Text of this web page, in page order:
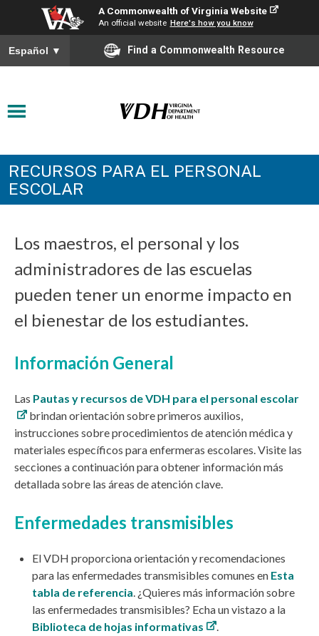
A Commonwealth of Virginia Website
An official website Here's how you know
Español ▼ Find a Commonwealth Resource
RECURSOS PARA EL PERSONAL
ESCOLAR
Los maestros, el personal y los
administradores de las escuelas
pueden tener un enorme impacto en
el bienestar de los estudiantes.
Información General
Las Pautas y recursos de VDH para el personal escolar
brindan orientación sobre primeros auxilios,
instrucciones sobre procedimientos de atención médica y
materiales específicos para enfermeras escolares. Visite las
secciones a continuación para obtener información más
detallada sobre las áreas de atención clave.
Enfermedades transmisibles
El VDH proporciona orientación y recomendaciones
para las enfermedades transmisibles comunes en Esta
tabla de referencia. ¿Quieres más información sobre
las enfermedades transmisibles? Echa un vistazo a la
Biblioteca de hojas informativas
.